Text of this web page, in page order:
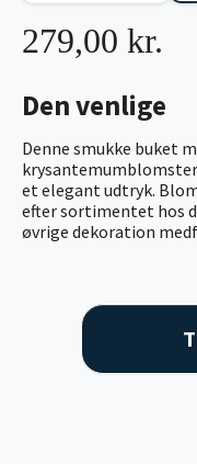
Den venlige
Denne smukke buket
et elegant udtryk.
efter sortimentet hos
øvrige dekoration
279,00 kr.